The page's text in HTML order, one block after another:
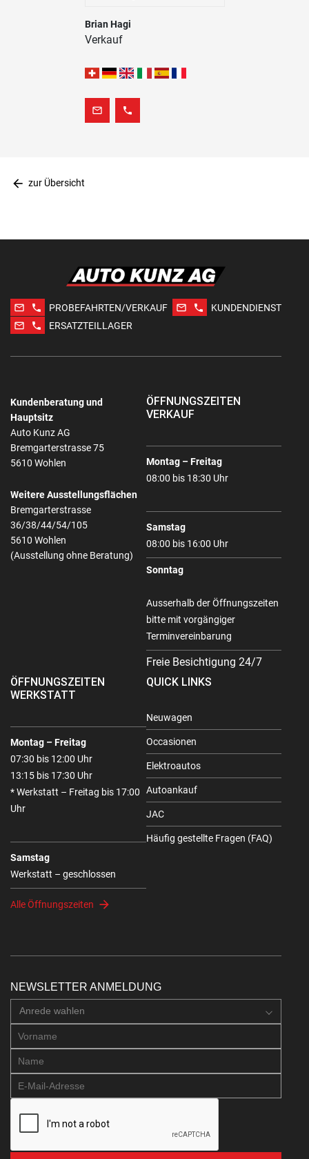
Brian Hagi
Verkauf
mail_outline phone
arrow_back zur Übersicht
mail_outline phone PROBEFAHRTEN/VERKAUF mail_outline phone
KUNDENDIENST
mail_outline
phone ERSATZTEILLAGER
Kundenberatung und
Hauptsitz
Auto Kunz AG
Bremgarterstrasse 75
5610 Wohlen
Weitere Ausstellungsflächen
Bremgarterstrasse
36/38/44/54/105
5610 Wohlen
(Ausstellung ohne Beratung)
ÖFFNUNGSZEITEN
VERKAUF
Montag – Freitag
08:00 bis 18:30 Uhr
Samstag
08:00 bis 16:00 Uhr
Sonntag
Ausserhalb der Öffnungszeiten
bitte mit vorgängiger
Terminvereinbarung
Freie Besichtigung 24/7
ÖFFNUNGSZEITEN
WERKSTATT
Montag – Freitag
07:30 bis 12:00 Uhr
13:15 bis 17:30 Uhr
* Werkstatt – Freitag bis 17:00
Uhr
Samstag
Werkstatt – geschlossen
Alle Öffnungszeiten
QUICK LINKS
Neuwagen
Occasionen
Elektroautos
Autoankauf
JAC
Häufig gestellte Fragen (FAQ)
NEWSLETTER ANMELDUNG
Anrede wahlen